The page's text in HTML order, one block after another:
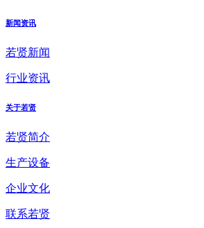
新闻资讯
若贤新闻
行业资讯
关于若贤
若贤简介
生产设备
企业文化
联系若贤